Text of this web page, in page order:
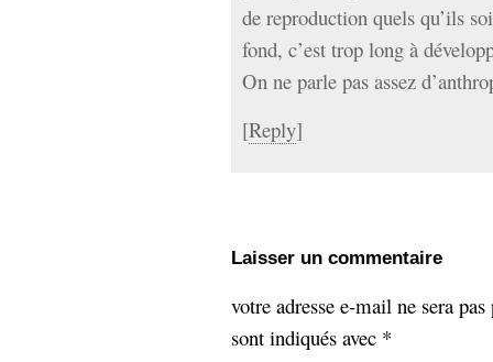
de reproduction quels qu’ils
fond, c’est trop long à
On ne parle pas assez
[Reply]
Laisser un commentaire
votre adresse e-mail ne sera
sont indiqués avec *